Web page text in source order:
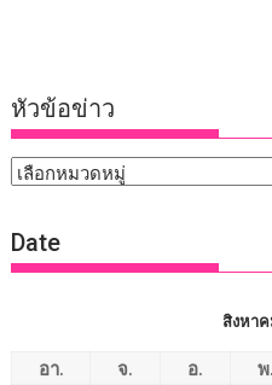
หัวข้อข่าว
หัวข้อ
Date
สิงหา
อา. จ. อ. พ.